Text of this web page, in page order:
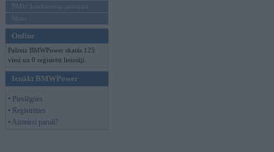
BMW konkurentu jaunumi
Moto
Online
Pašreiz BMWPower skatās 125
viesi un 0 reģistrēti lietotāji.
Ienākt BMWPower
• Pieslēgties
• Reģistrēties
• Aizmirsi paroli?